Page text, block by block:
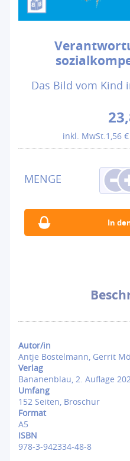
Das Bild vom Kind
inkl. MwSt.1,56 €
Autor/in
Antje Bostelmann, Gerrit
Verlag
Bananenblau, 2. Auflage
Umfang
152 Seiten, Broschur
Format
A5
ISBN
978-3-942334-48-8